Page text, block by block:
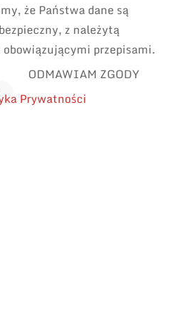
że Państwa dane są
z należytą
przepisami.
ODMAWIAM ZGODY
Prywatności